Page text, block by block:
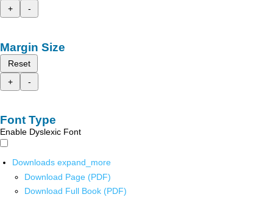
+
-
Margin Size
Reset
+
-
Font Type
Enable Dyslexic Font
Downloads expand_more
Download Page (PDF)
Download Full Book (PDF)